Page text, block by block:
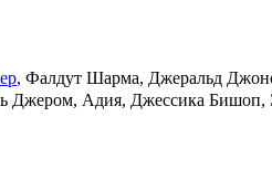
, Фалдут Шарма, Джеральд
Джером, Адия, Джессика